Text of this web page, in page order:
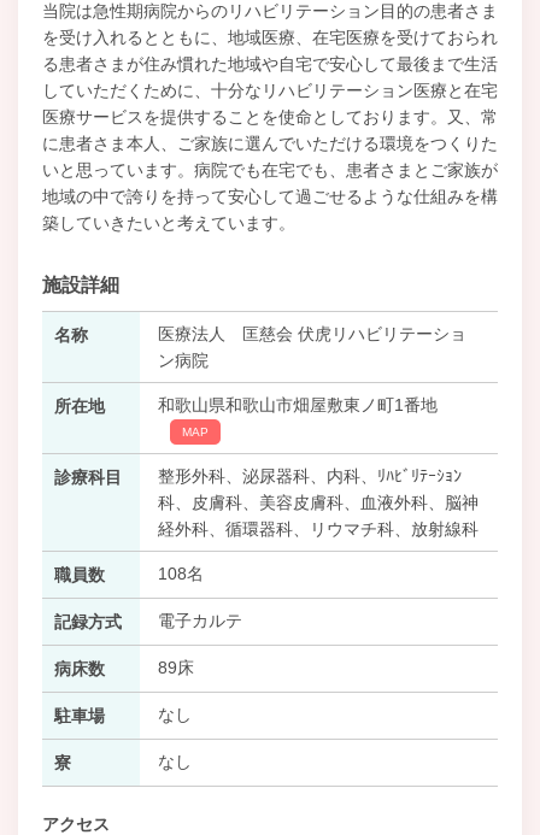
当院は急性期病院からのリハビリテーション目的の患者さま
を受け入れるとともに、地域医療、在宅医療を受けておられ
る患者さまが住み慣れた地域や自宅で安心して最後まで生活
していただくために、十分なリハビリテーション医療と在宅
医療サービスを提供することを使命としております。又、常
に患者さま本人、ご家族に選んでいただける環境をつくりた
いと思っています。病院でも在宅でも、患者さまとご家族が
地域の中で誇りを持って安心して過ごせるような仕組みを構
築していきたいと考えています。
施設詳細
名称
医療法人 匡慈会 伏虎リハビリテーショ
ン病院
所在地 和歌山県和歌山市畑屋敷東ノ町1番地
MAP
診療科目
整形外科、泌尿器科、内科、ﾘﾊﾋﾞﾘﾃｰｼｮﾝ
科、皮膚科、美容皮膚科、血液外科、脳神
経外科、循環器科、リウマチ科、放射線科
職員数 108名
記録方式 電子カルテ
病床数 89床
駐車場 なし
寮 なし
アクセス